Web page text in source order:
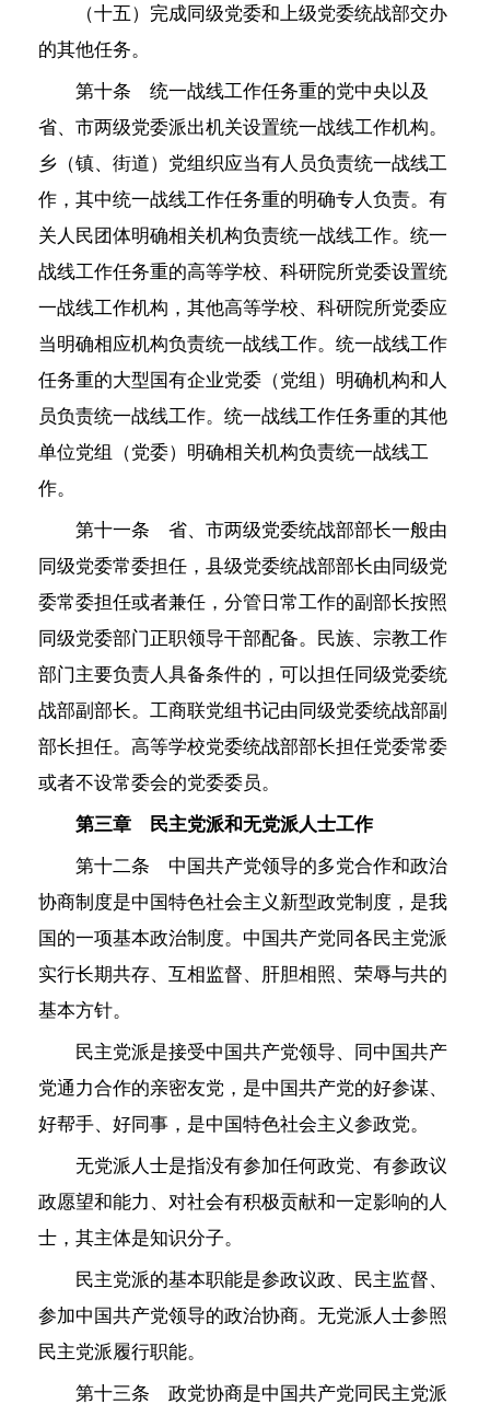
（十五）完成同级党委和上级党委统战部交办
的其他任务。
第十条 统一战线工作任务重的党中央以及
省、市两级党委派出机关设置统一战线工作机构。
乡（镇、街道）党组织应当有人员负责统一战线工
作，其中统一战线工作任务重的明确专人负责。有
关人民团体明确相关机构负责统一战线工作。统一
战线工作任务重的高等学校、科研院所党委设置统
一战线工作机构，其他高等学校、科研院所党委应
当明确相应机构负责统一战线工作。统一战线工作
任务重的大型国有企业党委（党组）明确机构和人
员负责统一战线工作。统一战线工作任务重的其他
单位党组（党委）明确相关机构负责统一战线工
作。
第十一条 省、市两级党委统战部部长一般由
同级党委常委担任，县级党委统战部部长由同级党
委常委担任或者兼任，分管日常工作的副部长按照
同级党委部门正职领导干部配备。民族、宗教工作
部门主要负责人具备条件的，可以担任同级党委统
战部副部长。工商联党组书记由同级党委统战部副
部长担任。高等学校党委统战部部长担任党委常委
或者不设常委会的党委委员。
第三章 民主党派和无党派人士工作
第十二条 中国共产党领导的多党合作和政治
协商制度是中国特色社会主义新型政党制度，是我
国的一项基本政治制度。中国共产党同各民主党派
实行长期共存、互相监督、肝胆相照、荣辱与共的
基本方针。
民主党派是接受中国共产党领导、同中国共产
党通力合作的亲密友党，是中国共产党的好参谋、
好帮手、好同事，是中国特色社会主义参政党。
无党派人士是指没有参加任何政党、有参政议
政愿望和能力、对社会有积极贡献和一定影响的人
士，其主体是知识分子。
民主党派的基本职能是参政议政、民主监督、
参加中国共产党领导的政治协商。无党派人士参照
民主党派履行职能。
第十三条 政党协商是中国共产党同民主党派